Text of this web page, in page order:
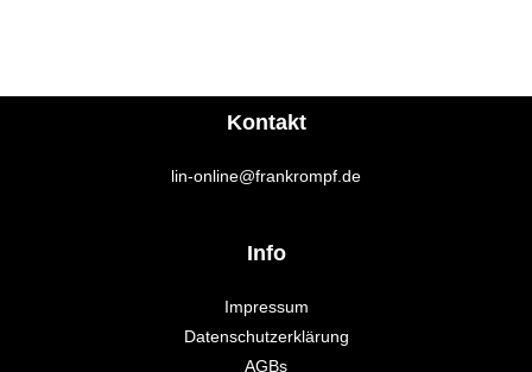
Kontakt
lin-online@frankrompf.de
Info
Impressum
Datenschutzerklärung
AGBs